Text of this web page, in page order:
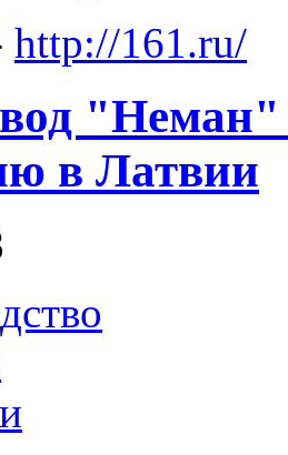
http://161.ru/
"Неман"
в Латвии